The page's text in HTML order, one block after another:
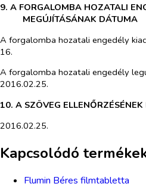
9. A FORGALOMBA HOZATALI
MEGÚJÍTÁSÁNAK DÁTUMA
A forgalomba hozatali engedély
16.
A forgalomba hozatali engedély
2016.02.25.
10. A SZÖVEG
2016.02.25.
Kapcsolódó
Flumin Béres filmtabletta